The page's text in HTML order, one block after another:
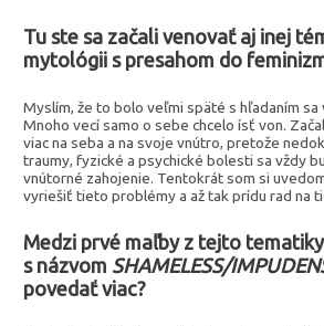
Tu ste sa začali venovať aj inej
mytológii s presahom do
Myslím, že to bolo veľmi späté s hľadaním
Mnoho vecí samo o sebe chcelo ísť von.
viac na seba a na svoje vnútro, pretože
traumy, fyzické a psychické bolesti sa vždy
vnútorné zahojenie. Tentokrát som si
vyriešiť tieto problémy a až tak prídu rad na
Medzi prvé maľby z tejto
s názvom SHAMELESS/
povedať viac?